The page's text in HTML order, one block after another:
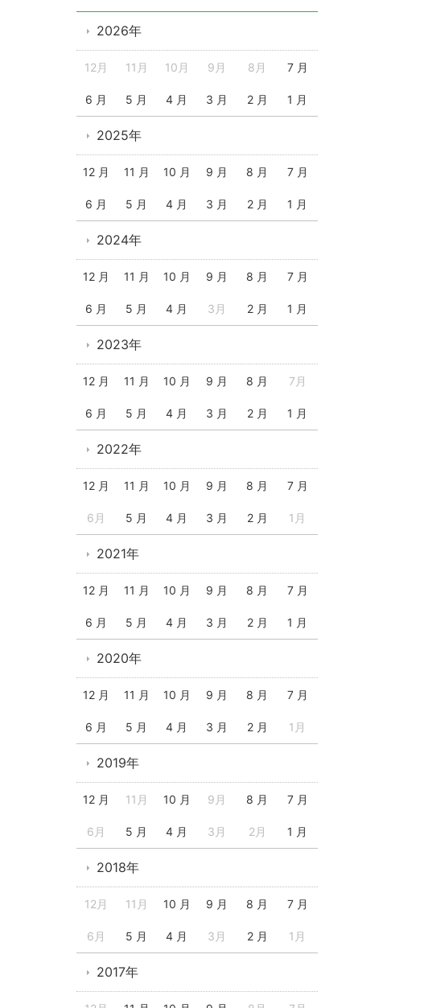
2026年
12月 11月 10月 9月 8月 7 月
6 月 5 月 4 月 3 月 2 月 1 月
2025年
12 月 11 月 10 月 9 月 8 月 7 月
6 月 5 月 4 月 3 月 2 月 1 月
2024年
12 月 11 月 10 月 9 月 8 月 7 月
6 月 5 月 4 月 3月 2 月 1 月
2023年
12 月 11 月 10 月 9 月 8 月 7月
6 月 5 月 4 月 3 月 2 月 1 月
2022年
12 月 11 月 10 月 9 月 8 月 7 月
6月 5 月 4 月 3 月 2 月 1月
2021年
12 月 11 月 10 月 9 月 8 月 7 月
6 月 5 月 4 月 3 月 2 月 1 月
2020年
12 月 11 月 10 月 9 月 8 月 7 月
6 月 5 月 4 月 3 月 2 月 1月
2019年
12 月 11月 10 月 9月 8 月 7 月
6月 5 月 4 月 3月 2月 1 月
2018年
12月 11月 10 月 9 月 8 月 7 月
6月 5 月 4 月 3月 2 月 1月
2017年